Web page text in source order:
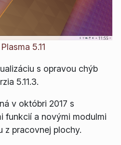
5.11
s opravou chýb
5.11.3.
v októbri 2017 s
funkcií a novými modulmi
z pracovnej plochy.